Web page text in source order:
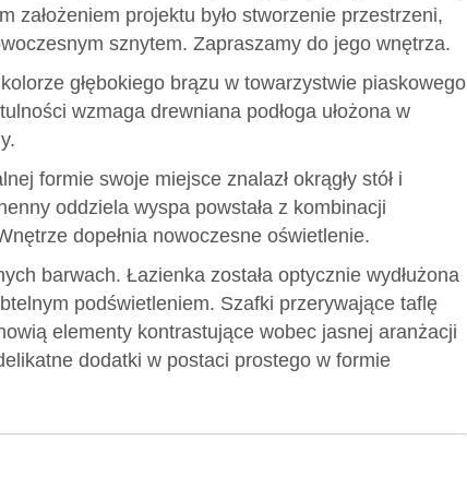
założeniem projektu było stworzenie przestrzeni,
sznytem. Zapraszamy do jego wnętrza.
głębokiego brązu w towarzystwie piaskowego
wzmaga drewniana podłoga ułożona w
formie swoje miejsce znalazł okrągły stół i
oddziela wyspa powstała z kombinacji
dopełnia nowoczesne oświetlenie.
barwach. Łazienka została optycznie wydłużona
podświetleniem. Szafki przerywające taflę
elementy kontrastujące wobec jasnej aranżacji
dodatki w postaci prostego w formie